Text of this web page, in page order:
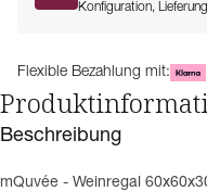
Konfiguration,
Flexible Bezahlung mit:
Beschreibung
mQuvée - Weinregal